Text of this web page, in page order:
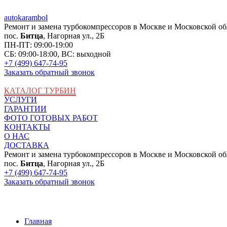
autokarambol
Ремонт и замена турбокомпрессоров в Москве и Московской
пос. Битца, Нагорная ул., 2Б
ПН-ПТ: 09:00-19:00
СБ: 09:00-18:00, ВС: выходной
+7 (499) 647-74-95
Заказать обратный звонок
КАТАЛОГ ТУРБИН
УСЛУГИ
ГАРАНТИИ
ФОТО ГОТОВЫХ РАБОТ
КОНТАКТЫ
О НАС
ДОСТАВКА
Ремонт и замена турбокомпрессоров в Москве и Московской
пос. Битца, Нагорная ул., 2Б
+7 (499) 647-74-95
Заказать обратный звонок
Главная